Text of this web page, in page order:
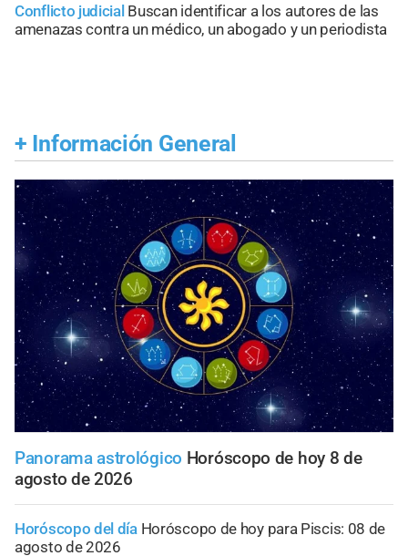
Conflicto judicial Buscan identificar a los autores de las
amenazas contra un médico, un abogado y un periodista
+ Información General
Panorama astrológico Horóscopo de hoy 8 de
agosto de 2026
Horóscopo del día Horóscopo de hoy para Piscis: 08 de
agosto de 2026